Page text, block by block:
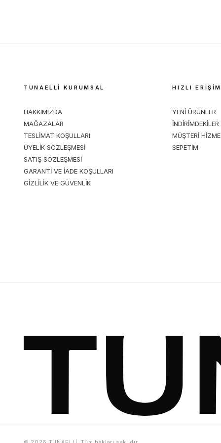
TUNAELLİ KURUMSAL
HAKKIMIZDA
MAĞAZALAR
TESLİMAT KOŞULLARI
ÜYELİK SÖZLEŞMESİ
SATIŞ SÖZLEŞMESİ
GARANTİ VE İADE KOŞULLARI
GİZLİLİK VE GÜVENLİK
HIZLI ERİŞİM
YENİ ÜRÜNLER
İNDİRİMDEKİLER
MÜŞTERİ
SEPETİM